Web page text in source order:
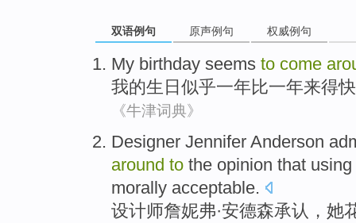
双语例句 原声例句 权威例句
My birthday seems to come
我的生日 似乎一年比一年来得
《牛津词典》
Designer Jennifer Anderson
around to the opinion that
morally acceptable.
设计师詹妮弗·安德森承认，她